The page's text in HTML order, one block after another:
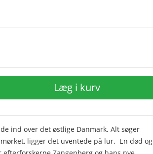
Læg i kurv
ind over det østlige Danmark. Alt søger
ligger det uventede på lur. En død og